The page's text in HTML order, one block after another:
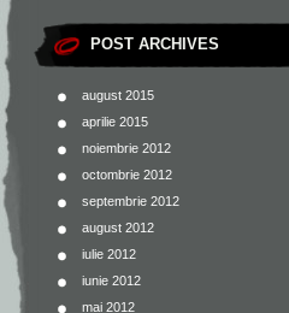
POST ARCHIVES
august 2015
aprilie 2015
noiembrie 2012
octombrie 2012
septembrie 2012
august 2012
iulie 2012
iunie 2012
mai 2012